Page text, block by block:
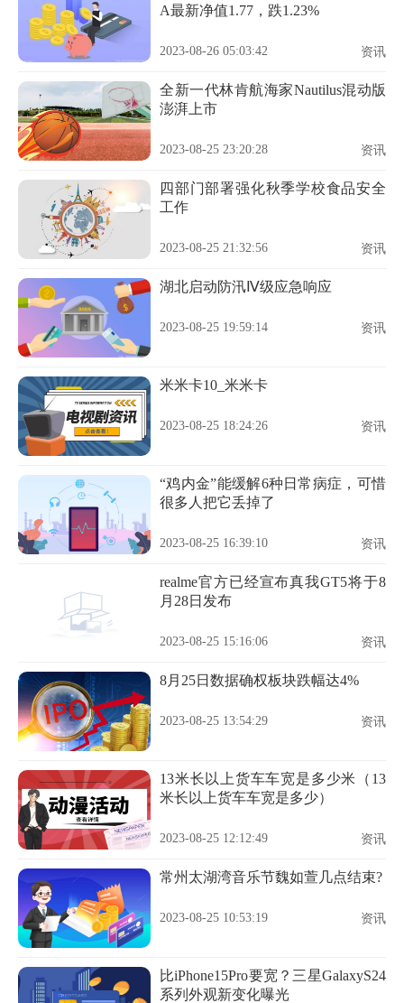
A最新净值1.77，跌1.23%
2023-08-26 05:03:42 资讯
全新一代林肯航海家Nautilus混动版
澎湃上市
2023-08-25 23:20:28 资讯
四部门部署强化秋季学校食品安全
工作
2023-08-25 21:32:56 资讯
湖北启动防汛Ⅳ级应急响应
2023-08-25 19:59:14 资讯
米米卡10_米米卡
2023-08-25 18:24:26 资讯
“鸡内金”能缓解6种日常病症，可惜
很多人把它丢掉了
2023-08-25 16:39:10 资讯
realme官方已经宣布真我GT5将于8
月28日发布
2023-08-25 15:16:06 资讯
8月25日数据确权板块跌幅达4%
2023-08-25 13:54:29 资讯
13米长以上货车车宽是多少米（13
米长以上货车车宽是多少）
2023-08-25 12:12:49 资讯
常州太湖湾音乐节魏如萱几点结束?
2023-08-25 10:53:19 资讯
比iPhone15Pro要宽？三星GalaxyS24
系列外观新变化曝光